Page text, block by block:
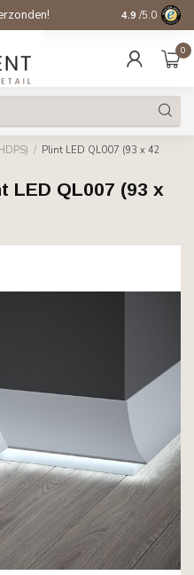
Gratis
4.9 /5.0
0
/ Plint LED QL007 (93 x 42
LED QL007 (93 x